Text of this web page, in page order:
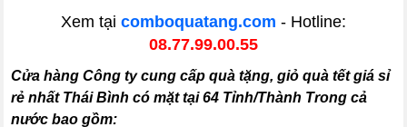
Xem tại comboquatang.com - Hotline:
08.77.99.00.55
Cửa hàng Công ty cung cấp quà tặng, giỏ quà tết giá sỉ
rẻ nhất Thái Bình có mặt tại 64 Tỉnh/Thành Trong cả
nước bao gồm: